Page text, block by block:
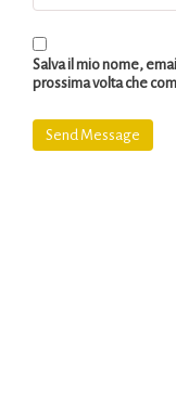
Salva il mio nome,
prossima volta che